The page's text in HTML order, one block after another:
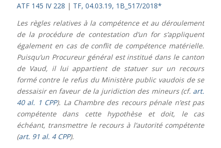
ATF 145 IV 228 | TF, 04.03.19, 1B_517/2018*
Les règles relatives à la compétence et au déroulement
de la procédure de contestation d’un for s’appliquent
également en cas de conflit de compétence matérielle.
Puisqu’un Procureur général est institué dans le canton
de Vaud, il lui appartient de statuer sur un recours
formé contre le refus du Ministère public vaudois de se
dessaisir en faveur de la juridiction des mineurs (cf. art.
40 al. 1 CPP). La Chambre des recours pénale n’est pas
compétente dans cette hypothèse et doit, le cas
échéant, transmettre le recours à l’autorité compétente
(art. 91 al. 4 CPP).